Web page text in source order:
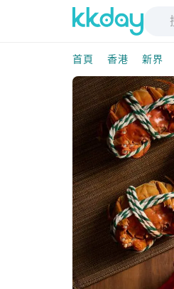
首頁 香港 新界